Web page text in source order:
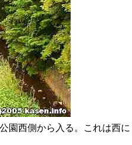
園西側から入る。これは西に